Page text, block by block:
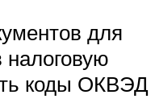
для
налоговую
коды ОКВЭД